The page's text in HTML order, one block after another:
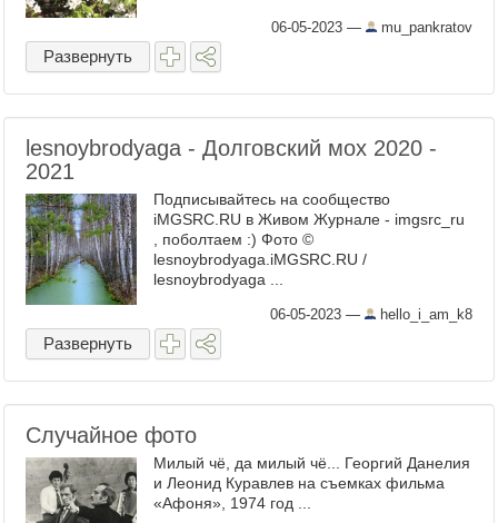
06-05-2023 — mu_pankratov
Развернуть
lesnoybrodyaga - Долговский мох 2020 -
2021
Подписывайтесь на сообщество
iMGSRC.RU в Живом Журнале - imgsrc_ru
, поболтаем :) Фото ©
lesnoybrodyaga.iMGSRC.RU /
lesnoybrodyaga ...
06-05-2023 — hello_i_am_k8
Развернуть
Случайное фото
Милый чё, да милый чё... Георгий Данелия
и Леонид Куравлев на съемках фильма
«Афоня», 1974 год ...